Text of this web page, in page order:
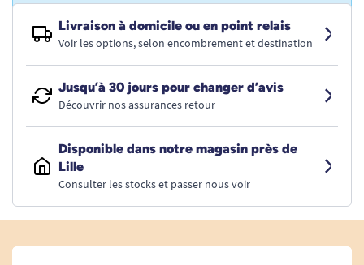
Livraison à domicile ou en point relais
Voir les options, selon encombrement et destination
Jusqu’à 30 jours pour changer d’avis
Découvrir nos assurances retour
Disponible dans notre magasin près de
Lille
Consulter les stocks et passer nous voir